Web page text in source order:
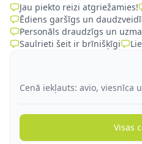
Jau piekto reizi atgriežamies!
Ēdiens garšīgs un
Personāls draudzīgs un
Saulrieti šeit ir brīnišķīgi
Cenā iekļauts: avio, viesnīca
Visas